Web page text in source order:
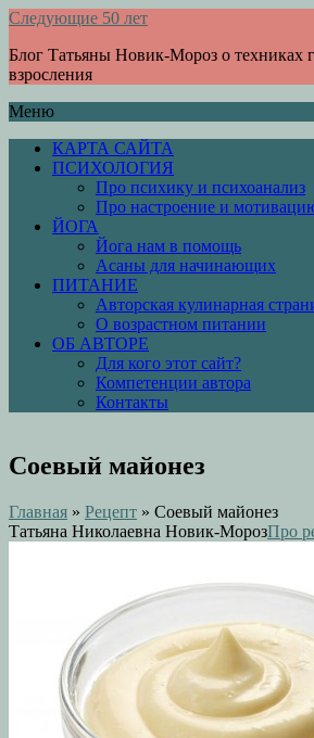
Следующие 50 лет
Блог Татьяны Новик-Мороз о техниках
взросления
Меню
КАРТА САЙТА
ПСИХОЛОГИЯ
Про психику и психоанализ
Про настроение и
ЙОГА
Йога нам в помощь
Асаны для начинающих
ПИТАНИЕ
Авторская кулинарная
О возрастном питании
ОБ АВТОРЕ
Для кого этот сайт?
Компетенции автора
Контакты
Соевый майонез
Главная » Рецепт » Соевый майонез
Татьяна Николаевна Новик-МорозПро